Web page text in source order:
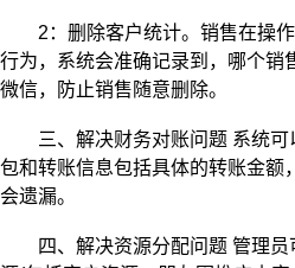
2：删除客户统计。销售在操作
行为，系统会准确记录到，哪个销
微信，防止销售随意删除。
三、解决财务对账问题 系统可
包和转账信息包括具体的转账金额
会遗漏。
四、解决资源分配问题 管理员